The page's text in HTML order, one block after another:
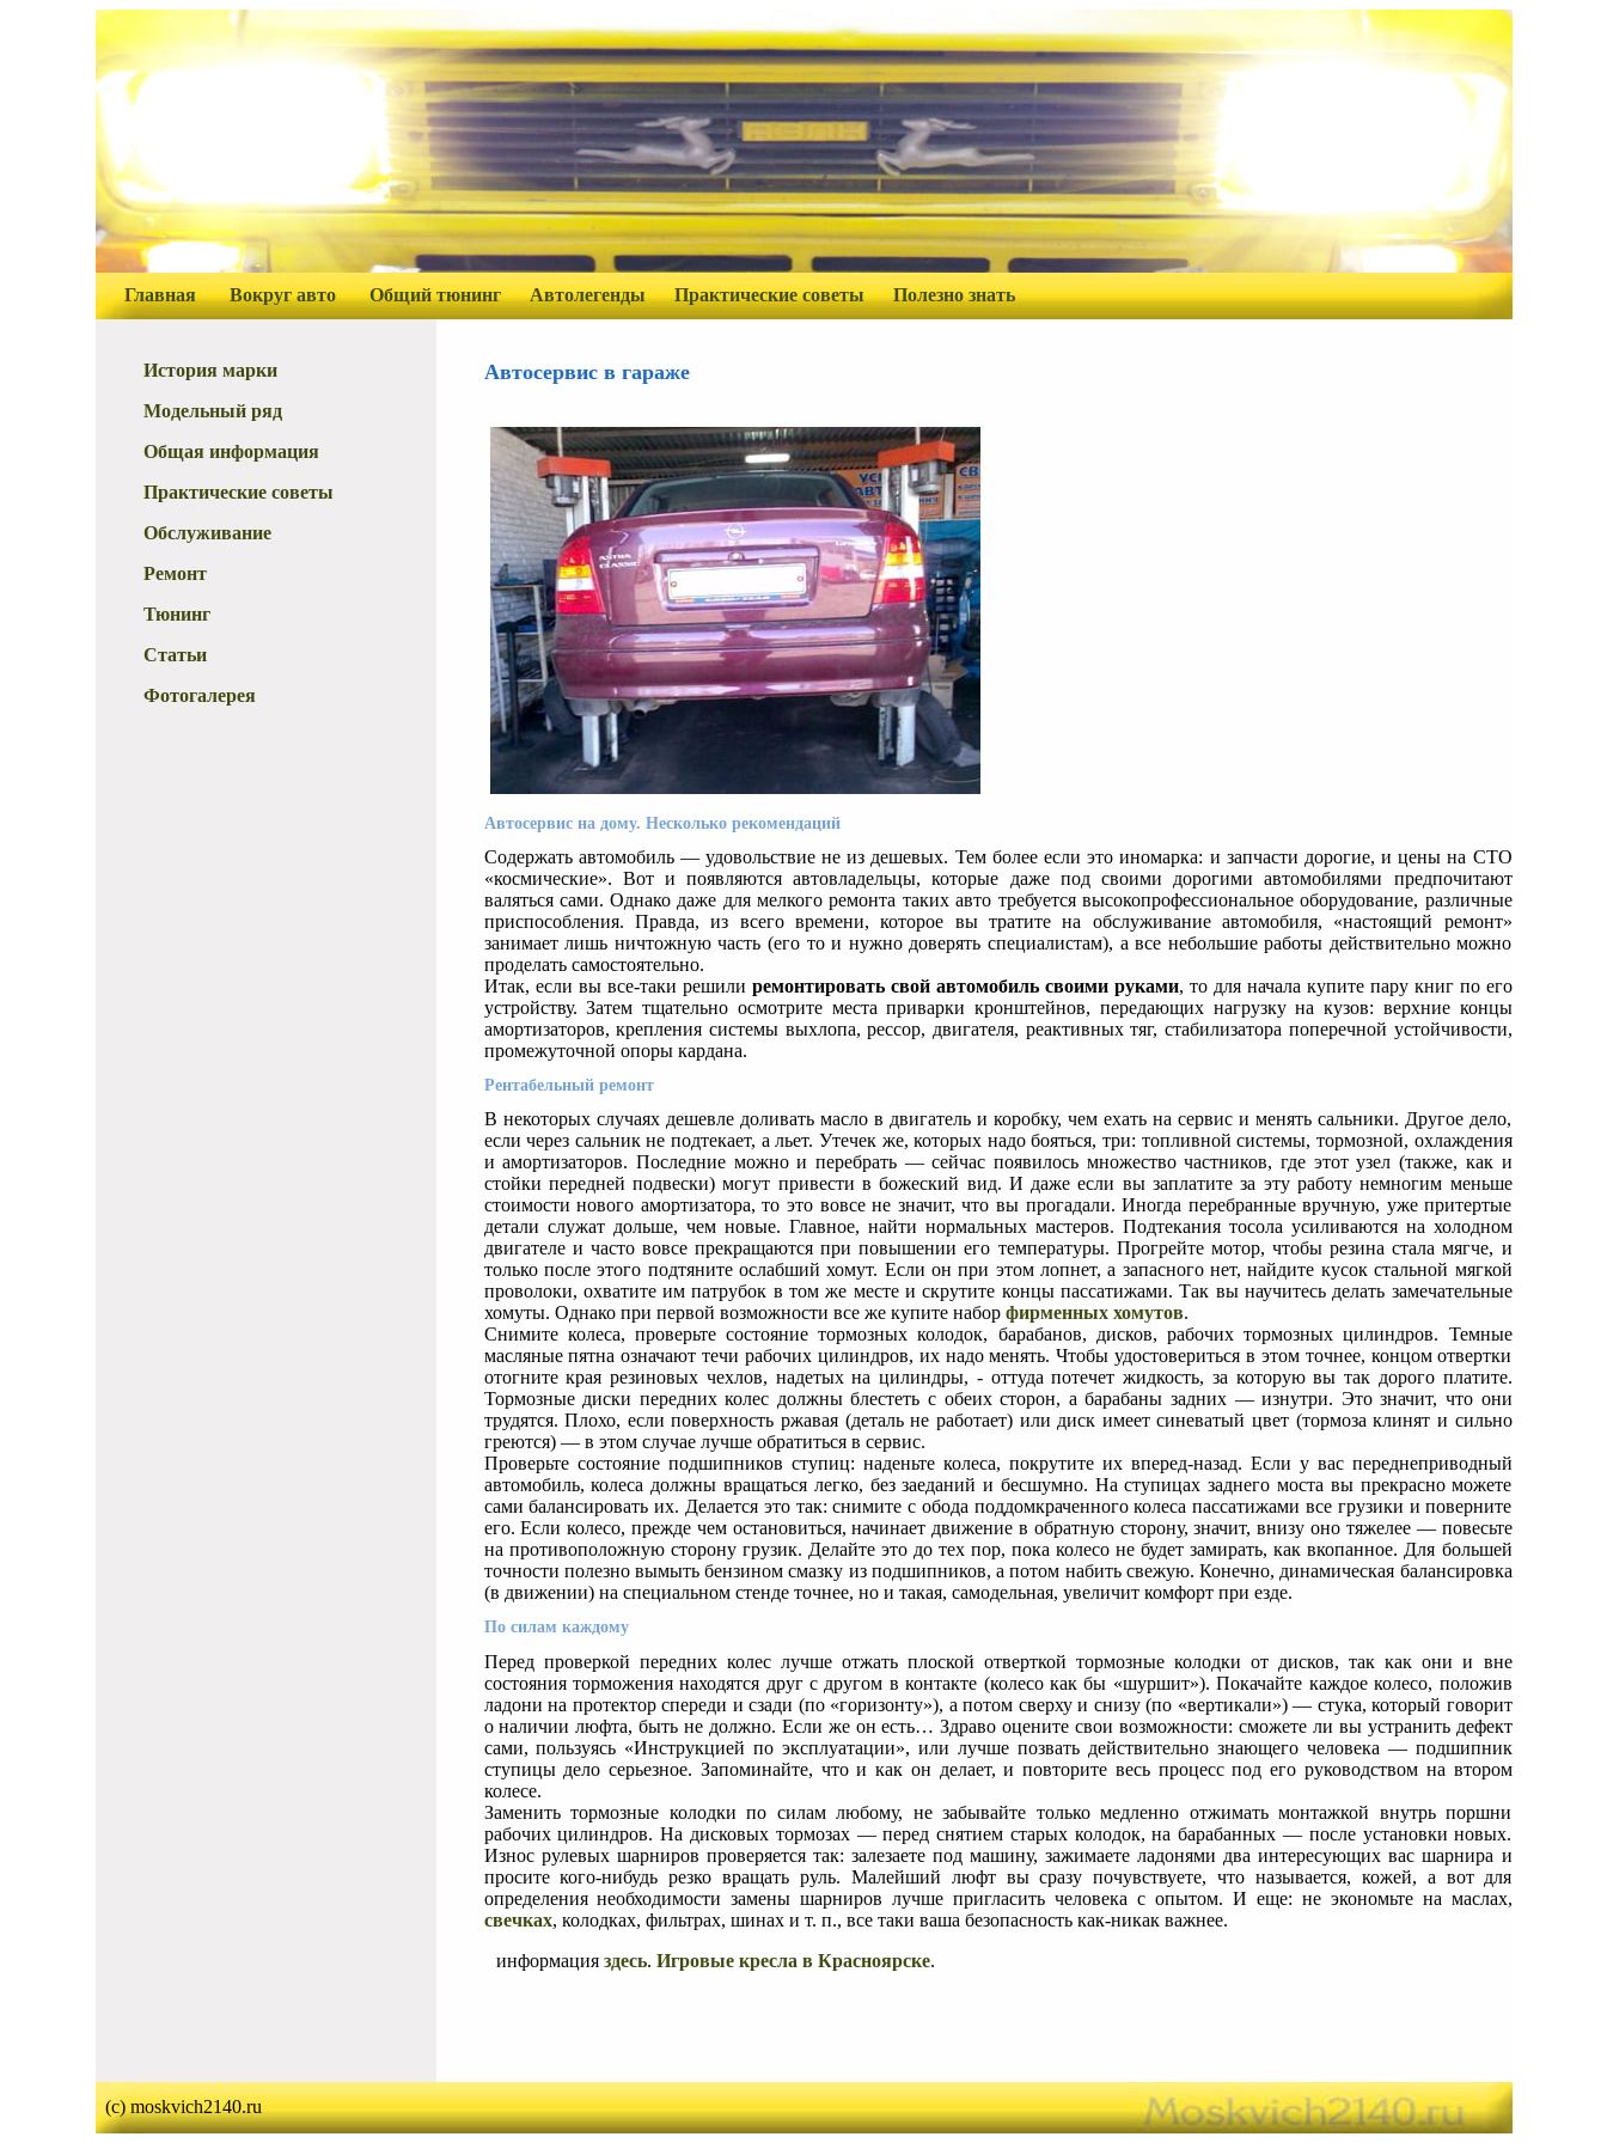
Главная Вокруг авто Общий тюнинг Автолегенды Практические советы Полезно знать
История марки
Модельный ряд
Общая информация
Практические советы
Обслуживание
Ремонт
Тюнинг
Статьи
Фотогалерея
Автосервис в гараже
Автосервис на дому. Несколько рекомендаций
Содержать автомобиль — удовольствие не из дешевых. Тем более если это иномарка: и запчасти дорогие, и цены на СТО
«космические». Вот и появляются автовладельцы, которые даже под своими дорогими автомобилями предпочитают
валяться сами. Однако даже для мелкого ремонта таких авто требуется высокопрофессиональное оборудование, различные
приспособления. Правда, из всего времени, которое вы тратите на обслуживание автомобиля, «настоящий ремонт»
занимает лишь ничтожную часть (его то и нужно доверять специалистам), а все небольшие работы действительно можно
проделать самостоятельно.
Итак, если вы все-таки решили ремонтировать свой автомобиль своими руками, то для начала купите пару книг по его
устройству. Затем тщательно осмотрите места приварки кронштейнов, передающих нагрузку на кузов: верхние концы
амортизаторов, крепления системы выхлопа, рессор, двигателя, реактивных тяг, стабилизатора поперечной устойчивости,
промежуточной опоры кардана.
Рентабельный ремонт
В некоторых случаях дешевле доливать масло в двигатель и коробку, чем ехать на сервис и менять сальники. Другое дело,
если через сальник не подтекает, а льет. Утечек же, которых надо бояться, три: топливной системы, тормозной, охлаждения
и амортизаторов. Последние можно и перебрать — сейчас появилось множество частников, где этот узел (также, как и
стойки передней подвески) могут привести в божеский вид. И даже если вы заплатите за эту работу немногим меньше
стоимости нового амортизатора, то это вовсе не значит, что вы прогадали. Иногда перебранные вручную, уже притертые
детали служат дольше, чем новые. Главное, найти нормальных мастеров. Подтекания тосола усиливаются на холодном
двигателе и часто вовсе прекращаются при повышении его температуры. Прогрейте мотор, чтобы резина стала мягче, и
только после этого подтяните ослабший хомут. Если он при этом лопнет, а запасного нет, найдите кусок стальной мягкой
проволоки, охватите им патрубок в том же месте и скрутите концы пассатижами. Так вы научитесь делать замечательные
хомуты. Однако при первой возможности все же купите набор фирменных хомутов.
Снимите колеса, проверьте состояние тормозных колодок, барабанов, дисков, рабочих тормозных цилиндров. Темные
масляные пятна означают течи рабочих цилиндров, их надо менять. Чтобы удостовериться в этом точнее, концом отвертки
отогните края резиновых чехлов, надетых на цилиндры, - оттуда потечет жидкость, за которую вы так дорого платите.
Тормозные диски передних колес должны блестеть с обеих сторон, а барабаны задних — изнутри. Это значит, что они
трудятся. Плохо, если поверхность ржавая (деталь не работает) или диск имеет синеватый цвет (тормоза клинят и сильно
греются) — в этом случае лучше обратиться в сервис.
Проверьте состояние подшипников ступиц: наденьте колеса, покрутите их вперед-назад. Если у вас переднеприводный
автомобиль, колеса должны вращаться легко, без заеданий и бесшумно. На ступицах заднего моста вы прекрасно можете
сами балансировать их. Делается это так: снимите с обода поддомкраченного колеса пассатижами все грузики и поверните
его. Если колесо, прежде чем остановиться, начинает движение в обратную сторону, значит, внизу оно тяжелее — повесьте
на противоположную сторону грузик. Делайте это до тех пор, пока колесо не будет замирать, как вкопанное. Для большей
точности полезно вымыть бензином смазку из подшипников, а потом набить свежую. Конечно, динамическая балансировка
(в движении) на специальном стенде точнее, но и такая, самодельная, увеличит комфорт при езде.
По силам каждому
Перед проверкой передних колес лучше отжать плоской отверткой тормозные колодки от дисков, так как они и вне
состояния торможения находятся друг с другом в контакте (колесо как бы «шуршит»). Покачайте каждое колесо, положив
ладони на протектор спереди и сзади (по «горизонту»), а потом сверху и снизу (по «вертикали») — стука, который говорит
о наличии люфта, быть не должно. Если же он есть… Здраво оцените свои возможности: сможете ли вы устранить дефект
сами, пользуясь «Инструкцией по эксплуатации», или лучше позвать действительно знающего человека — подшипник
ступицы дело серьезное. Запоминайте, что и как он делает, и повторите весь процесс под его руководством на втором
колесе.
Заменить тормозные колодки по силам любому, не забывайте только медленно отжимать монтажкой внутрь поршни
рабочих цилиндров. На дисковых тормозах — перед снятием старых колодок, на барабанных — после установки новых.
Износ рулевых шарниров проверяется так: залезаете под машину, зажимаете ладонями два интересующих вас шарнира и
просите кого-нибудь резко вращать руль. Малейший люфт вы сразу почувствуете, что называется, кожей, а вот для
определения необходимости замены шарниров лучше пригласить человека с опытом. И еще: не экономьте на маслах,
свечках, колодках, фильтрах, шинах и т. п., все таки ваша безопасность как-никак важнее.
информация здесь. Игровые кресла в Красноярске.
(c) moskvich2140.ru